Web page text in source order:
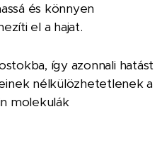
és könnyen
el a hajat.
így azonnali hatást
nélkülözhetetlenek a
molekulák